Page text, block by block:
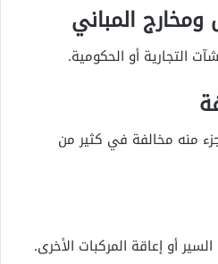
المباني
التجارية أو الحكومية.
منه مخالفة في كثير من
أو إعاقة المركبات الأخرى.